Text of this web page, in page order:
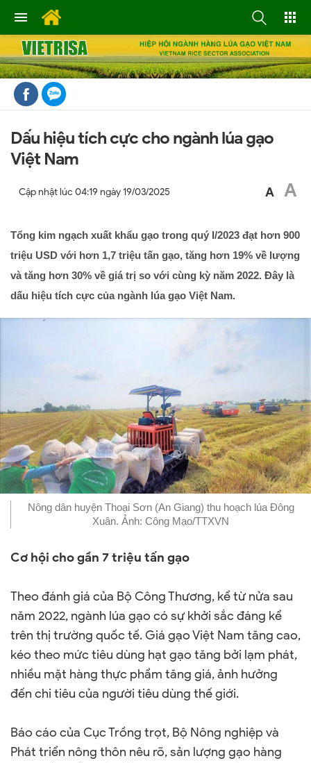
Dấu hiệu tích cực cho ngành lúa gạo
Việt Nam
Cập nhật lúc 04:19 ngày 19/03/2025 A A
Tổng kim ngạch xuất khẩu gạo trong quý I/2023 đạt hơn 900
triệu USD với hơn 1,7 triệu tấn gạo, tăng hơn 19% về lượng
và tăng hơn 30% về giá trị so với cùng kỳ năm 2022. Đây là
dấu hiệu tích cực của ngành lúa gạo Việt Nam.
Nông dân huyện Thoại Sơn (An Giang) thu hoạch lúa Đông
Xuân. Ảnh: Công Mạo/TTXVN
Cơ hội cho gần 7 triệu tấn gạo
Theo đánh giá của Bộ Công Thương, kể từ nửa sau
năm 2022, ngành lúa gạo có sự khởi sắc đáng kể
trên thị trường quốc tế. Giá gạo Việt Nam tăng cao,
kéo theo mức tiêu dùng hạt gạo tăng bởi lạm phát,
nhiều mặt hàng thực phẩm tăng giá, ảnh hưởng
đến chi tiêu của người tiêu dùng thế giới.
Báo cáo của Cục Trồng trọt, Bộ Nông nghiệp và
Phát triển nông thôn nêu rõ, sản lượng gạo hàng